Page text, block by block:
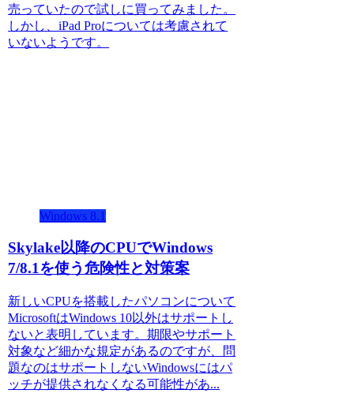
売っていたので試しに買ってみました。
しかし、iPad Proについては考慮されて
いないようです。
Windows 8.1
Skylake以降のCPUでWindows
7/8.1を使う危険性と対策案
新しいCPUを搭載したパソコンについて
MicrosoftはWindows 10以外はサポートし
ないと表明しています。期限やサポート
対象など細かな規定があるのですが、問
題なのはサポートしないWindowsにはパ
ッチが提供されなくなる可能性があ...